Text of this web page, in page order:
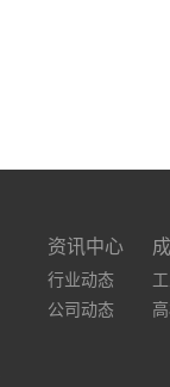
资讯中心
行业动态
公司动态